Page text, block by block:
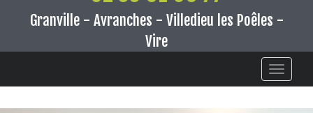
Granville - Avranches - Villedieu les Poêles -
Vire
Toggle